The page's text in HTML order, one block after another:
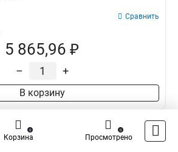
Сравнить
5 865,96 ₽
– +
В корзину
Корзина
0
Просмотрено
0